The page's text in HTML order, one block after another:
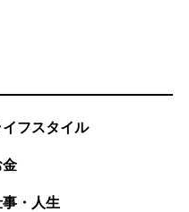
イフスタイル
金
事・人生